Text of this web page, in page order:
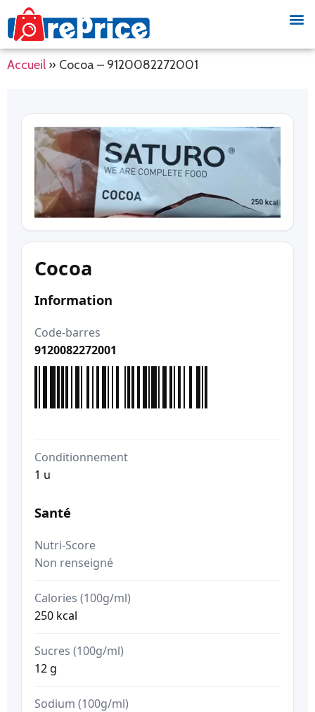
Accueil » Cocoa – 9120082272001
Cocoa
Information
Code-barres
9120082272001
Conditionnement
1 u
Santé
Nutri-Score
Non renseigné
Calories (100g/ml)
250 kcal
Sucres (100g/ml)
12 g
Sodium (100g/ml)